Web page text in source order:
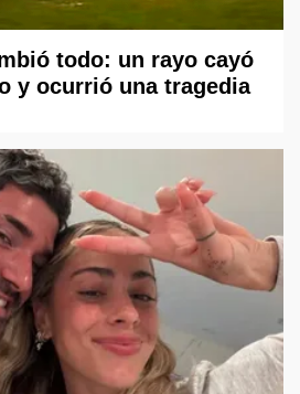
todo: un rayo cayó
y ocurrió una tragedia